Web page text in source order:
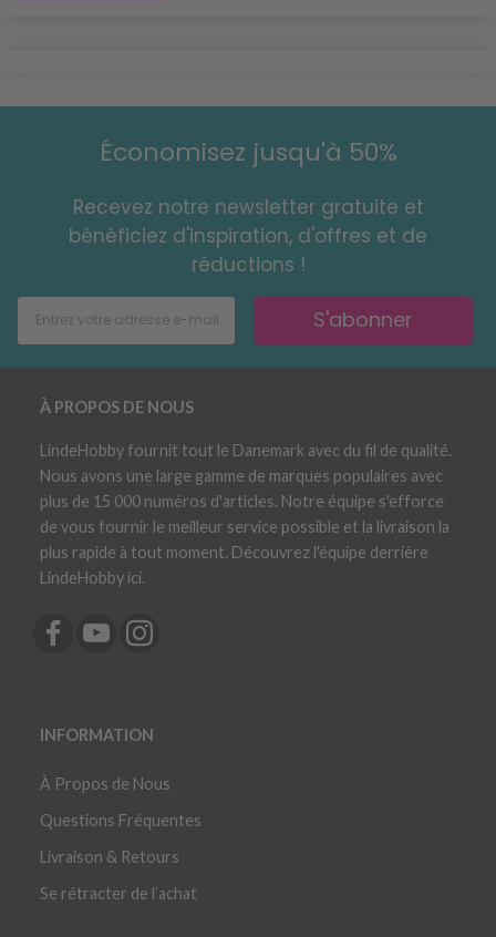
Économisez jusqu'à 50%
Recevez notre newsletter gratuite et
bénéficiez d'inspiration, d'offres et de
réductions !
S'abonner
À PROPOS DE NOUS
LindeHobby fournit tout le Danemark avec du fil de qualité.
Nous avons une large gamme de marques populaires avec
plus de 15 000 numéros d'articles. Notre équipe s'efforce
de vous fournir le meilleur service possible et la livraison la
plus rapide à tout moment. Découvrez l'équipe derrière
LindeHobby ici.
INFORMATION
À Propos de Nous
Questions Fréquentes
Livraison & Retours
Se rétracter de l’achat